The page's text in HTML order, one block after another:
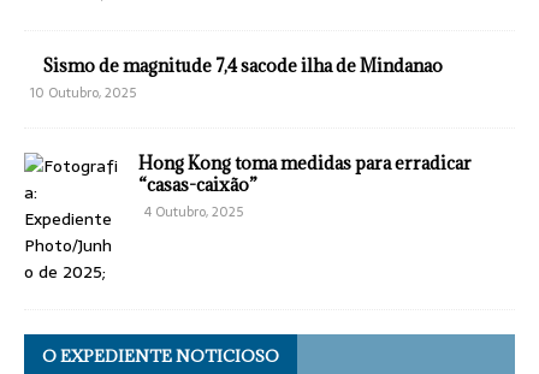
Sismo de magnitude 7,4 sacode ilha de Mindanao
10 Outubro, 2025
Hong Kong toma medidas para erradicar
“casas-caixão”
4 Outubro, 2025
O EXPEDIENTE NOTICIOSO